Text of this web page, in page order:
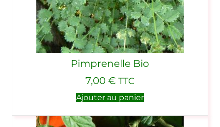
Pimprenelle Bio
7,00 € TTC
Ajouter au panier